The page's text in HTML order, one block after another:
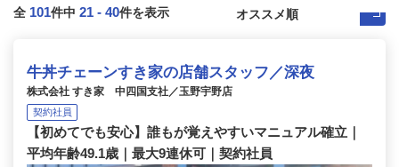
全 101件中 21 - 40件を表示
牛丼チェーンすき家の店舗スタッフ／深夜
株式会社 すき家 中四国支社／玉野宇野店
契約社員
【初めてでも安心】誰もが覚えやすいマニュアル確立｜
平均年齢49.1歳｜最大9連休可｜契約社員